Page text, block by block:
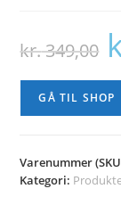
kr.349,00
Den
GÅ TIL SHOP
Varenummer
Kategori: